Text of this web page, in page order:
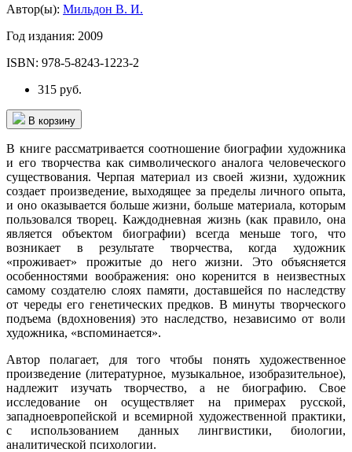
Автор(ы): Мильдон В. И.
Год издания: 2009
ISBN: 978-5-8243-1223-2
315 руб.
В корзину
В книге рассматривается соотношение биографии художника
и его творчества как символического аналога человеческого
существования. Черпая материал из своей жизни, художник
создает произведение, выходящее за пределы личного опыта,
и оно оказывается больше жизни, больше материала, которым
пользовался творец. Каждодневная жизнь (как правило, она
является объектом биографии) всегда меньше того, что
возникает в результате творчества, когда художник
«проживает» прожитые до него жизни. Это объясняется
особенностями воображения: оно коренится в неизвестных
самому создателю слоях памяти, доставшейся по наследству
от череды его генетических предков. В минуты творческого
подъема (вдохновения) это наследство, независимо от воли
художника, «вспоминается».
Автор полагает, для того чтобы понять художественное
произведение (литературное, музыкальное, изобразительное),
надлежит изучать творчество, а не биографию. Свое
исследование он осуществляет на примерах русской,
западноевропейской и всемирной художественной практики,
с использованием данных лингвистики, биологии,
аналитической психологии.